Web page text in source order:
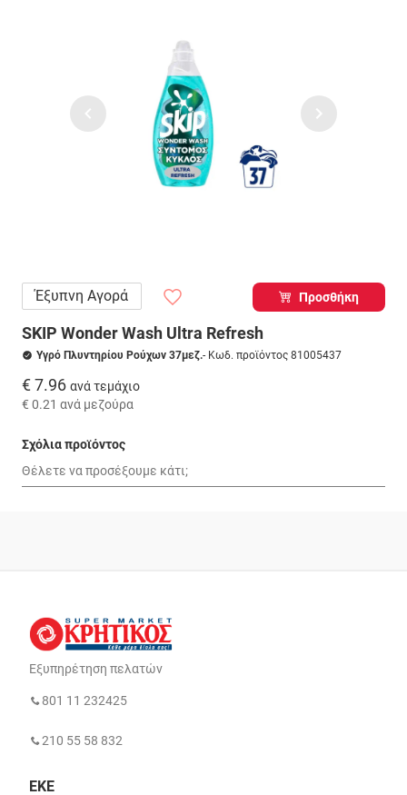
Έξυπνη Αγορά Προσθήκη
SKIP Wonder Wash Ultra Refresh
Υγρό Πλυντηρίου Ρούχων 37μεζ.- Κωδ. προϊόντος 81005437
€ 7.96 ανά τεμάχιο
€ 0.21 ανά μεζούρα
Σχόλια προϊόντος
Εξυπηρέτηση πελατών
801 11 232425
210 55 58 832
ΕΚΕ